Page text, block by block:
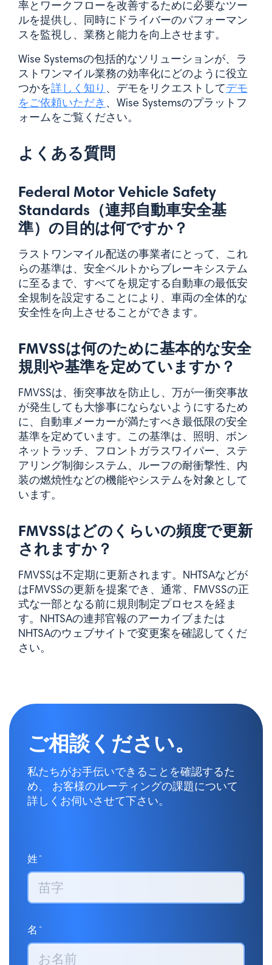
率とワークフローを改善するために必要なツー
ルを提供し、同時にドライバーのパフォーマン
スを監視し、業務と能力を向上させます。
Wise Systemsの包括的なソリューションが、ラ
ストワンマイル業務の効率化にどのように役立
つかを詳しく知り 、デモをリクエストしてデモ
をご依頼いただき 、Wise Systemsのプラットフ
ォームをご覧ください。
よくある質問
Federal Motor Vehicle Safety
Standards（連邦自動車安全基
準）の目的は何ですか？
ラストワンマイル配送の事業者にとって、これ
らの基準は、安全ベルトからブレーキシステム
に至るまで、すべてを規定する自動車の最低安
全規制を設定することにより、車両の全体的な
安全性を向上させることができます。
FMVSSは何のために基本的な安全
規則や基準を定めていますか？
FMVSSは、衝突事故を防止し、万が一衝突事故
が発生しても大惨事にならないようにするため
に、自動車メーカーが満たすべき最低限の安全
基準を定めています。この基準は、照明、ボン
ネットラッチ、フロントガラスワイパー、ステ
アリング制御システム、ルーフの耐衝撃性、内
装の燃焼性などの機能やシステムを対象として
います。
FMVSSはどのくらいの頻度で更新
されますか？
FMVSSは不定期に更新されます。NHTSAなどが
はFMVSSの更新を提案でき、通常、FMVSSの正
式な一部となる前に規則制定プロセスを経ま
す。NHTSAの連邦官報のアーカイブまたは
NHTSAのウェブサイトで変更案を確認してくだ
さい。
ご相談ください。
私たちがお手伝いできることを確認するた
め、 お客様のルーティングの課題について
詳しくお伺いさせて下さい。
姓*
名*